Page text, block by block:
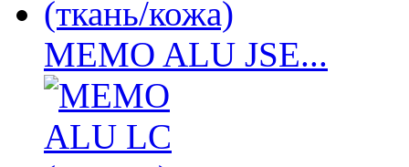
MEMO ALU JSE...